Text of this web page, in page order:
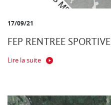
17/09/21
FEP RENTREE SPORTIVE
Lire la suite